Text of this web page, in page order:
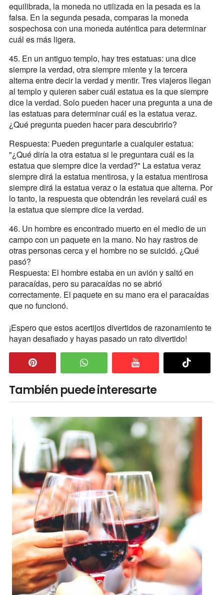
equilibrada, la moneda no utilizada en la pesada es la
falsa. En la segunda pesada, comparas la moneda
sospechosa con una moneda auténtica para determinar
cuál es más ligera.
45. En un antiguo templo, hay tres estatuas: una dice
siempre la verdad, otra siempre miente y la tercera
alterna entre decir la verdad y mentir. Tres viajeros llegan
al templo y quieren saber cuál estatua es la que siempre
dice la verdad. Solo pueden hacer una pregunta a una de
las estatuas para determinar cuál es la estatua veraz.
¿Qué pregunta pueden hacer para descubrirlo?
Respuesta: Pueden preguntarle a cualquier estatua:
"¿Qué diría la otra estatua si le preguntara cuál es la
estatua que siempre dice la verdad?" La estatua veraz
siempre dirá la estatua mentirosa, y la estatua mentirosa
siempre dirá la estatua veraz o la estatua que alterna. Por
lo tanto, la respuesta que obtendrán les revelará cuál es
la estatua que siempre dice la verdad.
46. Un hombre es encontrado muerto en el medio de un
campo con un paquete en la mano. No hay rastros de
otras personas cerca y el hombre no se suicidó. ¿Qué
pasó?
Respuesta: El hombre estaba en un avión y saltó en
paracaídas, pero su paracaídas no se abrió
correctamente. El paquete en su mano era el paracaídas
que no funcionó.
¡Espero que estos acertijos divertidos de razonamiento te
hayan desafiado y hayas pasado un rato divertido!
También puede interesarte